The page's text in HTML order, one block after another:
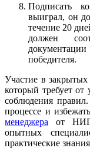
Подписать
выиграл, он
течение 20
должен
победителя.
Участие в
который требует от
соблюдения
процессе и
менеджера от
опытных
практические